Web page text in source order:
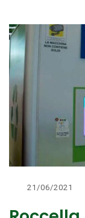
21/06/2021